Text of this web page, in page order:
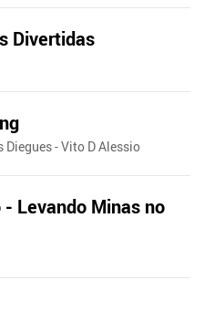
Divertidas
- Vito D Alessio
Levando Minas no